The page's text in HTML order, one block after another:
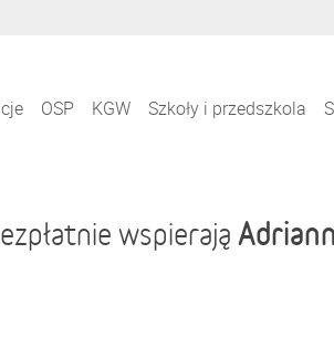
OSP KGW Szkoły i przedszkola
wspierają